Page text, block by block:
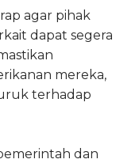
agar pihak
dapat segera
mereka,
terhadap
dan